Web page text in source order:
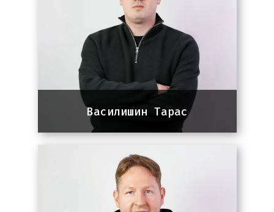
Василишин Тарас
Сo-founder Panem
13 років досвіду в SEO та
інтернет-маркетингу. Співзасновник
агенції Panem та викладач у Бізнес